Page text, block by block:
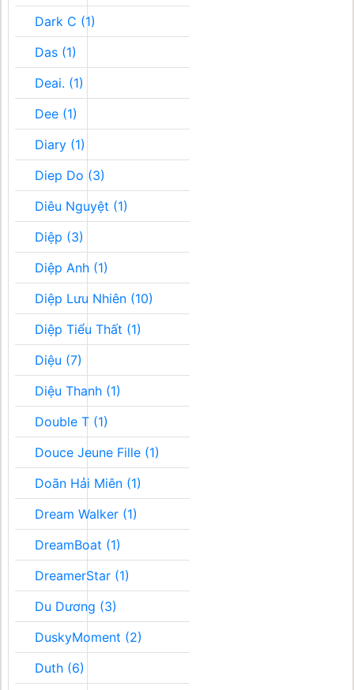
Dark C (1)
Das (1)
Deai. (1)
Dee (1)
Diary (1)
Diep Do (3)
Diêu Nguyệt (1)
Diệp (3)
Diệp Anh (1)
Diệp Lưu Nhiên (10)
Diệp Tiểu Thất (1)
Diệu (7)
Diệu Thanh (1)
Double T (1)
Douce Jeune Fille (1)
Doãn Hải Miên (1)
Dream Walker (1)
DreamBoat (1)
DreamerStar (1)
Du Dương (3)
DuskyMoment (2)
Duth (6)